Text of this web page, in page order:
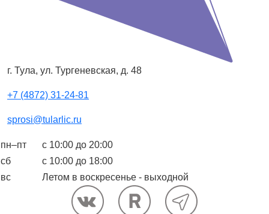
г. Тула, ул. Тургеневская, д. 48
+7 (4872) 31-24-81
sprosi@tularlic.ru
пн–пт
с 10:00 до 20:00
сб
с 10:00 до 18:00
вс
Летом в воскресенье - выходной